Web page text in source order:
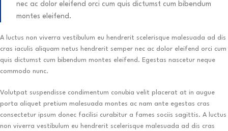
nec ac dolor eleifend orci cum quis dictumst cum bibendum
montes eleifend.
A luctus non viverra vestibulum eu hendrerit scelerisque malesuada ad dis
cras iaculis aliquam netus hendrerit semper nec ac dolor eleifend orci cum
quis dictumst cum bibendum montes eleifend. Egestas nascetur neque
commodo nunc.
Volutpat suspendisse condimentum conubia velit placerat at in augue
porta aliquet pretium malesuada montes ac nam ante egestas cras
consectetur ipsum donec facilisi curabitur a fames sociis sagittis. A luctus
non viverra vestibulum eu hendrerit scelerisque malesuada ad dis cras